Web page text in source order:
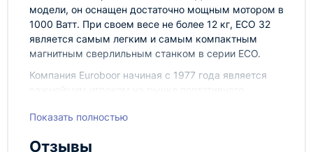
модели, он оснащен достаточно мощным мотором в
1000 Ватт. При своем весе не более 12 кг, ECO 32
является самым легким и самым компактным
магнитным сверлильным станком в серии ECO.
Компания Euroboor начиная с 1977 года является
важнейшим игроком на рынке портативного
всё. Также самым недорогим производителем
не уступая своим конкурентам по качеству и
Показать полностью
Отзывы